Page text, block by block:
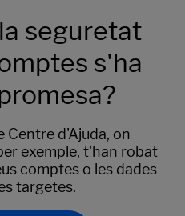
seguretat
s'ha
Centre d'Ajuda, on
exemple, t'han robat
comptes o les dades
targetes.